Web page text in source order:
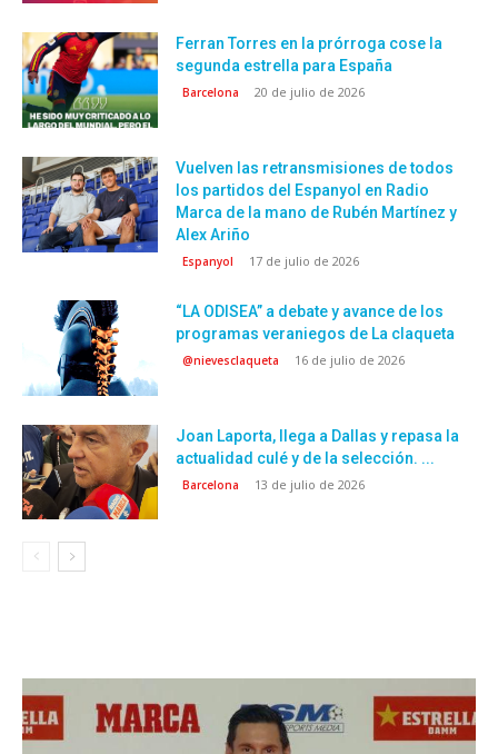
Ferran Torres en la prórroga cose la
segunda estrella para España
Barcelona 20 de julio de 2026
Vuelven las retransmisiones de todos
los partidos del Espanyol en Radio
Marca de la mano de Rubén Martínez y
Alex Ariño
Espanyol 17 de julio de 2026
“LA ODISEA” a debate y avance de los
programas veraniegos de La claqueta
@nievesclaqueta 16 de julio de 2026
Joan Laporta, llega a Dallas y repasa la
actualidad culé y de la selección. ...
Barcelona 13 de julio de 2026